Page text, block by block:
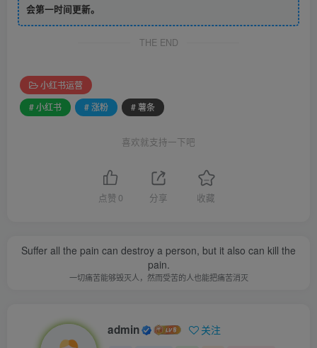
会第一时间更新。
THE END
小红书运营
# 小红书
# 涨粉 # 薯条
喜欢就支持一下吧
点赞 0 分享 收藏
Suffer all the pain can destroy a person, but it also can kill the
pain.
一切痛苦能够毁灭人，然而受苦的人也能把痛苦消灭
admin 关注